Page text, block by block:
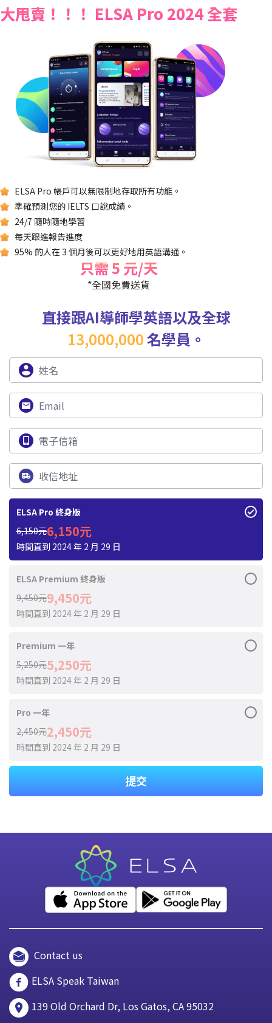
大甩賣！！！ ELSA Pro 2024 全套
ELSA Pro 帳戶可以無限制地存取所有功能。
準確預測您的 IELTS 口說成績。
24/7 隨時隨地學習
每天跟進報告進度
95% 的人在 3 個月後可以更好地用英語溝通。
只需 5 元/天
*全國免費送貨
直接跟AI導師學英語以及全球
13,000,000名學員。
ELSA Pro 終身版
6,150元6,150元
時間直到 2024 年 2 月 29 日
ELSA Premium 終身版
9,450元9,450元
時間直到 2024 年 2 月 29 日
Premium 一年
5,250元5,250元
時間直到 2024 年 2 月 29 日
Pro 一年
2,450元2,450元
時間直到 2024 年 2 月 29 日
提交
Contact us
ELSA Speak Taiwan
139 Old Orchard Dr, Los Gatos, CA 95032